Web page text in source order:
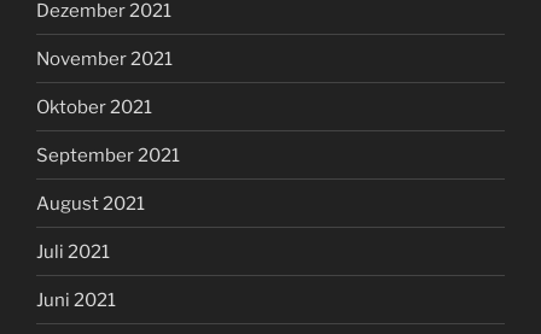
November 2020
Oktober 2020
September 2020
Juli 2020
Juni 2020
Mai 2020
April 2020